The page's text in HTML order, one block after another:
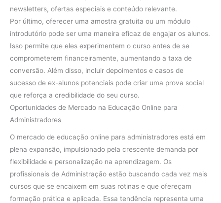
newsletters, ofertas especiais e conteúdo relevante.
Por último, oferecer uma amostra gratuita ou um módulo
introdutório pode ser uma maneira eficaz de engajar os alunos.
Isso permite que eles experimentem o curso antes de se
comprometerem financeiramente, aumentando a taxa de
conversão. Além disso, incluir depoimentos e casos de
sucesso de ex-alunos potenciais pode criar uma prova social
que reforça a credibilidade do seu curso.
Oportunidades de Mercado na Educação Online para
Administradores
O mercado de educação online para administradores está em
plena expansão, impulsionado pela crescente demanda por
flexibilidade e personalização na aprendizagem. Os
profissionais de Administração estão buscando cada vez mais
cursos que se encaixem em suas rotinas e que ofereçam
formação prática e aplicada. Essa tendência representa uma